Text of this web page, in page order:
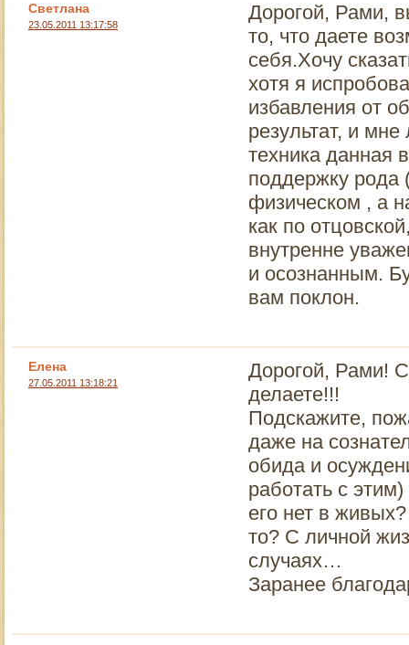
Светлана
23.05.2011 13:17:58
Дорогой, Рами,
то, что даете
себя.Хочу
хотя я
избавления от
результат, и
техника данная
поддержку
физическом , а
как по
внутренне
и осознанным.
вам поклон.
Елена
27.05.2011 13:18:21
Дорогой, Рами!
делаете!!!
Подскажите,
даже на
обида и
работать с
его нет в
то? С личной
случаях…
Заранее